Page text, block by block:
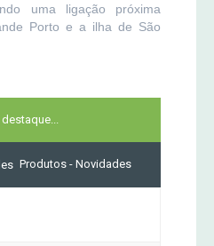
uma ligação próxima
Porto e a ilha de São
Produtos - Novidades